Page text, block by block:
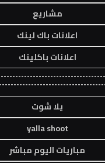
مشاريع
اعلانات باك لينك
اعلانات باكلينك
يلا شوت
yalla shoot
مباريات اليوم مباشر